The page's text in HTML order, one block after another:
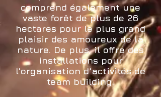
comprend également une
vaste forêt de plus de 26
hectares pour le plus grand
plaisir des amoureux de la
nature. De plus, il offre des
installations pour
l'organisation d'activités de
team building.